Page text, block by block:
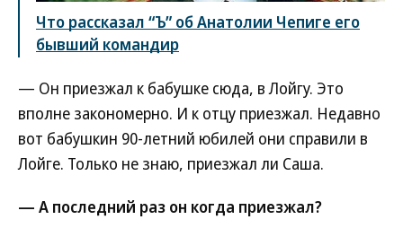
Что рассказал “Ъ” об Анатолии Чепиге его
бывший командир
— Он приезжал к бабушке сюда, в Лойгу. Это
вполне закономерно. И к отцу приезжал. Недавно
вот бабушкин 90-летний юбилей они справили в
Лойге. Только не знаю, приезжал ли Саша.
— А последний раз он когда приезжал?